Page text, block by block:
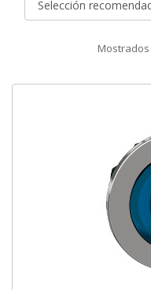
Mostrados